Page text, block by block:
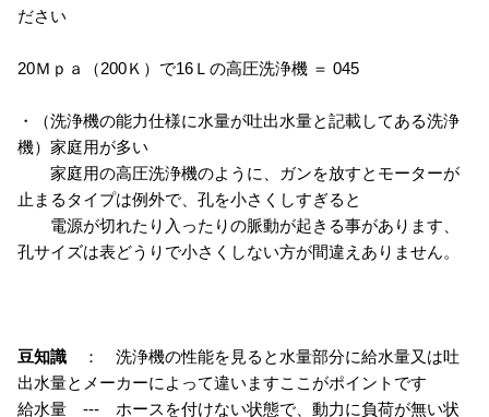
ださい
20Ｍｐａ（200Ｋ）で16Ｌの高圧洗浄機 ＝ 045
・（洗浄機の能力仕様に水量が吐出水量と記載してある洗浄
機）家庭用が多い
家庭用の高圧洗浄機のように、ガンを放すとモーターが
止まるタイプは例外で、孔を小さくしすぎると
電源が切れたり入ったりの脈動が起きる事があります、
孔サイズは表どうりで小さくしない方が間違えありません。
豆知識 ： 洗浄機の性能を見ると水量部分に給水量又は吐
出水量とメーカーによって違いますここがポイントです
給水量 --- ホースを付けない状態で、動力に負荷が無い状